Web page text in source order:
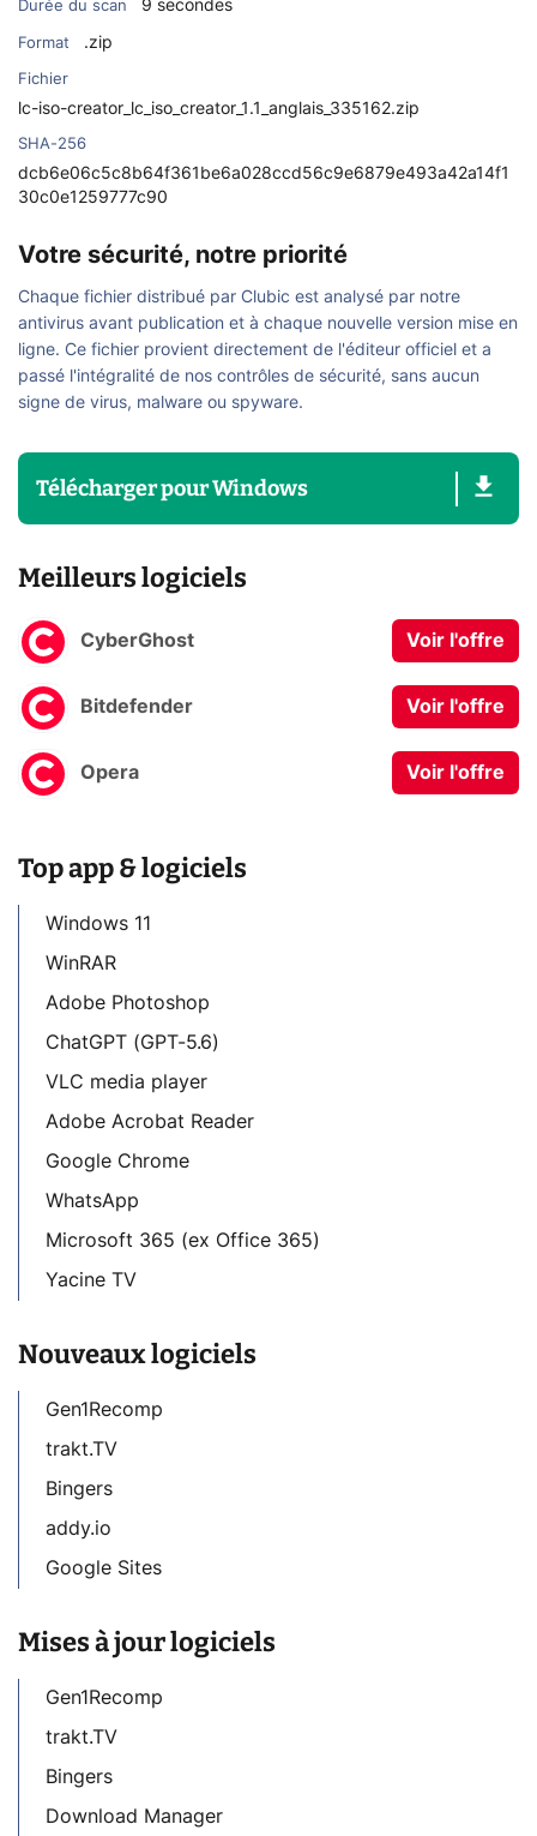
Durée du scan 9 secondes
Format .zip
Fichier
lc-iso-creator_lc_iso_creator_1.1_anglais_335162.zip
SHA-256
dcb6e06c5c8b64f361be6a028ccd56c9e6879e493a42a14f1
30c0e1259777c90
Votre sécurité, notre priorité
Chaque fichier distribué par Clubic est analysé par notre
antivirus avant publication et à chaque nouvelle version mise en
ligne. Ce fichier provient directement de l'éditeur officiel et a
passé l'intégralité de nos contrôles de sécurité, sans aucun
signe de virus, malware ou spyware.
TéléchargerpourWindows
Meilleurs logiciels
CyberGhost Voir l'offre
Bitdefender Voir l'offre
Opera Voir l'offre
Top app & logiciels
Windows 11
WinRAR
Adobe Photoshop
ChatGPT (GPT-5.6)
VLC media player
Adobe Acrobat Reader
Google Chrome
WhatsApp
Microsoft 365 (ex Office 365)
Yacine TV
Nouveaux logiciels
Gen1Recomp
trakt.TV
Bingers
addy.io
Google Sites
Mises à jour logiciels
Gen1Recomp
trakt.TV
Bingers
Download Manager